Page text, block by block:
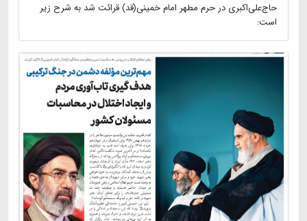
حاج‌علی‌اکبری در حرم مطهر امام خمینی(قد) قرائت شد به شرح زیر
است: